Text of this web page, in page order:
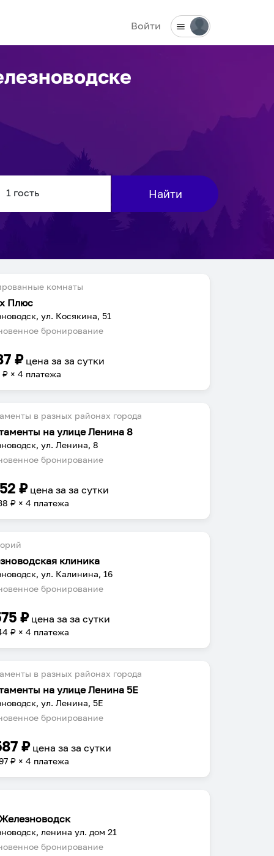
Войти
Найти
комнаты
Плюс
ул. Косякина, 51
бронирование
₽ цена заза сутки
₽ × 4 платежа
в разных районах города
на улице Ленина 8
ул. Ленина, 8
бронирование
₽ цена заза сутки
₽ × 4 платежа
клиника
ул. Калинина, 16
бронирование
₽ цена заза сутки
₽ × 4 платежа
в разных районах города
на улице Ленина 5Е
ул. Ленина, 5Е
бронирование
₽ цена заза сутки
₽ × 4 платежа
ленина ул. дом 21
бронирование